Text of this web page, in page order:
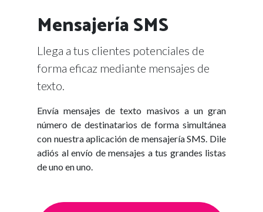
Mensajería SMS
Llega a tus clientes potenciales de
forma eficaz mediante mensajes de
texto.
Envía mensajes de texto masivos a un gran
número de destinatarios de forma simultánea
con nuestra aplicación de mensajería SMS. Dile
adiós al envío de mensajes a tus grandes listas
de uno en uno.